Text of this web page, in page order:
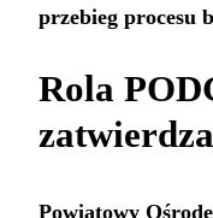
przebieg procesu
Rola
Powiatowy